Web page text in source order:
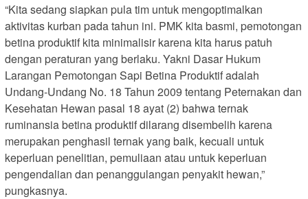
“Kita sedang siapkan pula tim untuk mengoptimalkan
aktivitas kurban pada tahun ini. PMK kita basmi, pemotongan
betina produktif kita minimalisir karena kita harus patuh
dengan peraturan yang berlaku. Yakni Dasar Hukum
Larangan Pemotongan Sapi Betina Produktif adalah
Undang-Undang No. 18 Tahun 2009 tentang Peternakan dan
Kesehatan Hewan pasal 18 ayat (2) bahwa ternak
ruminansia betina produktif dilarang disembelih karena
merupakan penghasil ternak yang baik, kecuali untuk
keperluan penelitian, pemuliaan atau untuk keperluan
pengendalian dan penanggulangan penyakit hewan,”
pungkasnya.